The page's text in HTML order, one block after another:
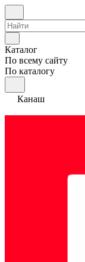
Каталог
По всему сайту
По каталогу
Канаш